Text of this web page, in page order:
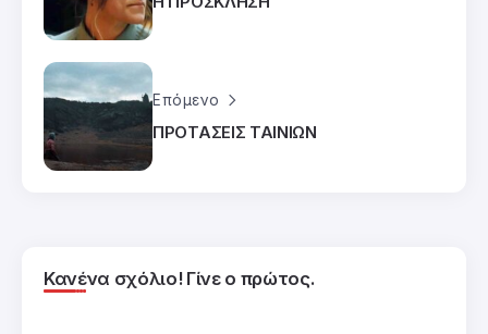
Επόμενο
ΠΡΟΤΑΣΕΙΣ ΤΑΙΝΙΩΝ
Κανένα σχόλιο! Γίνε ο πρώτος.